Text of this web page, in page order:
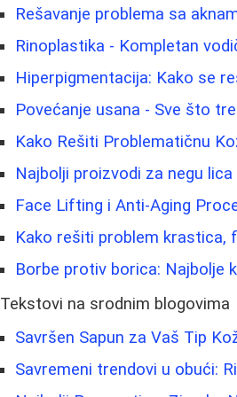
Rešavanje problema sa
Rinoplastika - Kompletan
Hiperpigmentacija: Kako se
Povećanje usana - Sve što
Kako Rešiti Problematičnu
Najbolji proizvodi za negu
Face Lifting i Anti-Aging
Kako rešiti problem krastica,
Borbe protiv borica: Najbolje
Tekstovi na srodnim blogovima
Savršen Sapun za Vaš Tip
Savremeni trendovi u obući: